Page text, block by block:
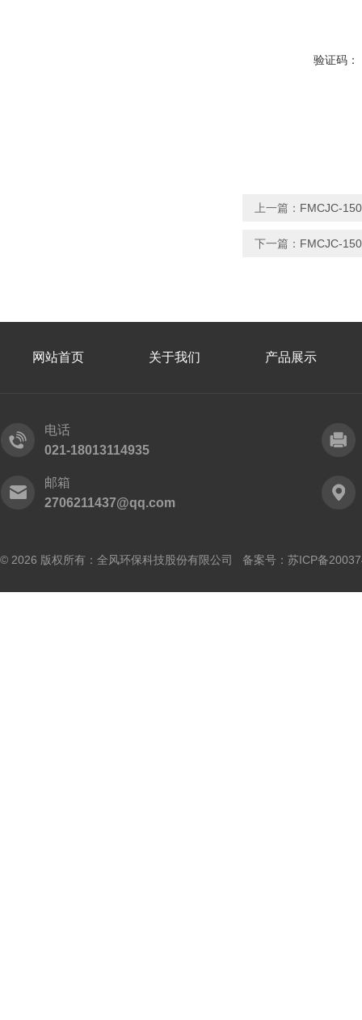
验证码：
上一篇： FMCJC-
下一篇： FMCJC-
网站首页 关于我们 产品展示
电话
021-18013114935
邮箱
2706211437@qq.com
© 2026 版权所有：全风环保科技股份有限公司 备案号： 苏ICP备